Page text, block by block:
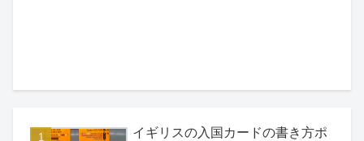
イギリスの入国カードの書き方ポ